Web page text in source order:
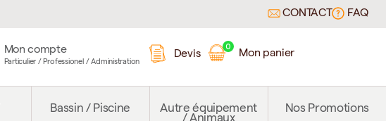
CONTACT FAQ
Mon compte
Particulier / Professionel / Administration
Devis
0
Mon panier
Bassin / Piscine
Autre équipement
Nos Promotions